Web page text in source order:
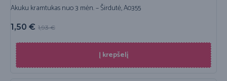
Akuku kramtukas nuo 3 mėn. – Širdutė, A0355
1,93€
1,50 €
Į krepšelį